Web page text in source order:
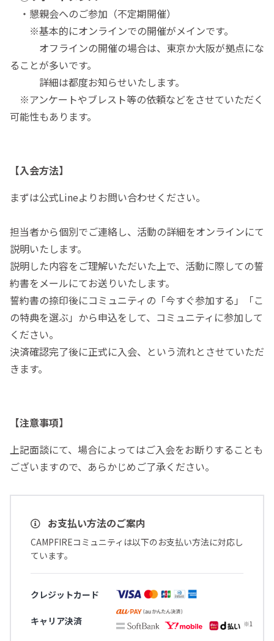
・懇親会へのご参加（不定期開催）
※基本的にオンラインでの開催がメインです。
オフラインの開催の場合は、東京か大阪が拠点にな
ることが多いです。
詳細は都度お知らせいたします。
※アンケートやブレスト等の依頼などをさせていただく
可能性もあります。
【入会方法】
まずは公式Lineよりお問い合わせください。
担当者から個別でご連絡し、活動の詳細をオンラインにて
説明いたします。
説明した内容をご理解いただいた上で、活動に際しての誓
約書をメールにてお送りいたします。
誓約書の捺印後にコミュニティの「今すぐ参加する」「こ
の特典を選ぶ」から申込をして、コミュニティに参加して
ください。
決済確認完了後に正式に入会、という流れとさせていただ
きます。
【注意事項】
上記面談にて、場合によってはご入会をお断りすることも
ございますので、あらかじめご了承ください。
お支払い方法のご案内
CAMPFIREコミュニティは以下のお支払い方法に対応し
ています。
クレジットカード
キャリア決済